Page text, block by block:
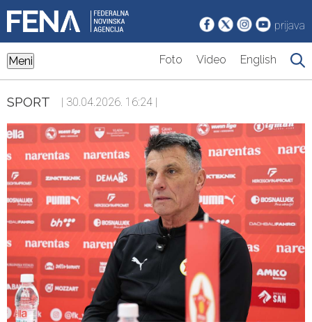
prijava
Meni Foto Video English
SPORT | 30.04.2026. 16:24 |